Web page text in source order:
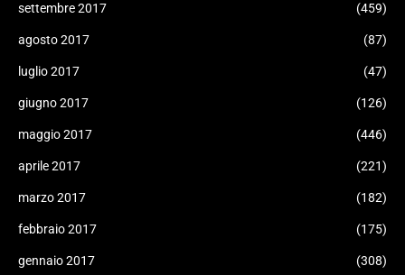
settembre 2017 (459)
agosto 2017 (87)
luglio 2017 (47)
giugno 2017 (126)
maggio 2017 (446)
aprile 2017 (221)
marzo 2017 (182)
febbraio 2017 (175)
gennaio 2017 (308)